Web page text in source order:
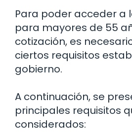
Para poder acceder a
para mayores de 55
cotización, es
ciertos requisitos
gobierno.
A continuación, se
principales requisitos
considerados: